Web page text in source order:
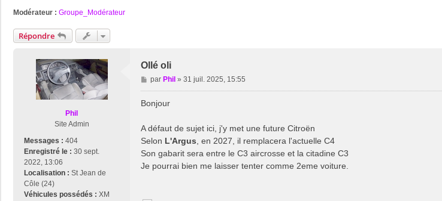
Modérateur : Groupe_Modérateur
Répondre
Phil
Site Admin
Messages : 404
Enregistré le : 30 sept.
2022, 13:06
Localisation : St Jean de
Côle (24)
Véhicules possédés : XM
Ollé oli
M
e
s
g
e
par Phil » 31 juil. 2025, 15:55
Bonjour
A défaut de sujet ici, j'y met une future Citroën
Selon L'Argus, en 2027, il remplacera l'actuelle C4
Son gabarit sera entre le C3 aircrosse et la citadine C3
Je pourrai bien me laisser tenter comme 2eme voiture.